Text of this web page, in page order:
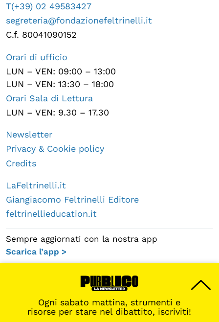
Ogni sabato mattina, strumenti e
risorse per stare nel dibattito, iscriviti!
T(+39) 02 49583427
segreteria@fondazionefeltrinelli.it
C.f. 80041090152
Orari di ufficio
LUN – VEN: 09:00 – 13:00
LUN – VEN: 13:30 – 18:00
Orari Sala di Lettura
LUN – VEN: 9.30 – 17.30
Newsletter
Privacy & Cookie policy
Credits
LaFeltrinelli.it
Giangiacomo Feltrinelli Editore
feltrinellieducation.it
Sempre aggiornati con la nostra app
Scarica l’app >